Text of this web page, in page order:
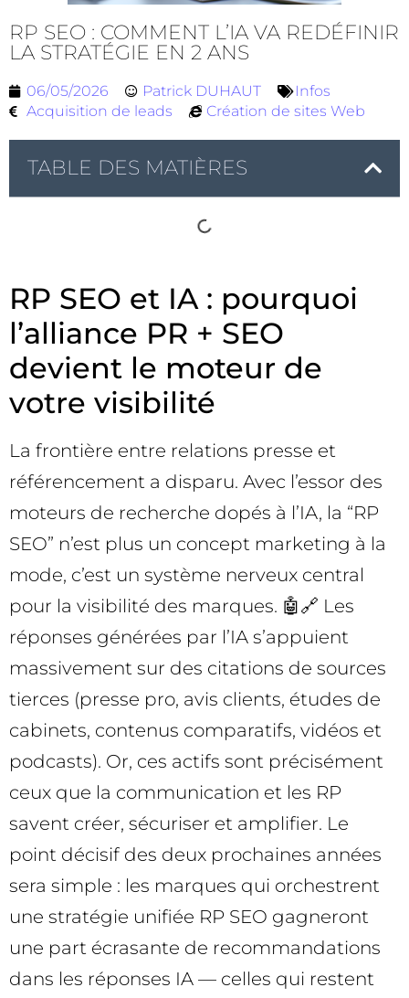
RP SEO : COMMENT L’IA VA REDÉFINIR
LA STRATÉGIE EN 2 ANS
06/05/2026 Patrick DUHAUT
Infos
Acquisition de leads
Création de sites Web
TABLE DES MATIÈRES
RP SEO et IA : pourquoi
l’alliance PR + SEO
devient le moteur de
votre visibilité
La frontière entre relations presse et
référencement a disparu. Avec l’essor des
moteurs de recherche dopés à l’IA, la “RP
SEO” n’est plus un concept marketing à la
mode, c’est un système nerveux central
pour la visibilité des marques. 🤖🔗 Les
réponses générées par l’IA s’appuient
massivement sur des citations de sources
tierces (presse pro, avis clients, études de
cabinets, contenus comparatifs, vidéos et
podcasts). Or, ces actifs sont précisément
ceux que la communication et les RP
savent créer, sécuriser et amplifier. Le
point décisif des deux prochaines années
sera simple : les marques qui orchestrent
une stratégie unifiée RP SEO gagneront
une part écrasante de recommandations
dans les réponses IA — celles qui restent